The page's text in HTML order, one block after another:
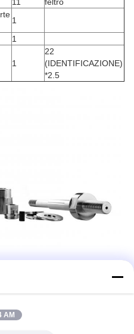
1
1
1
22
(IDENTIFICAZIONE)
*2.5
AM